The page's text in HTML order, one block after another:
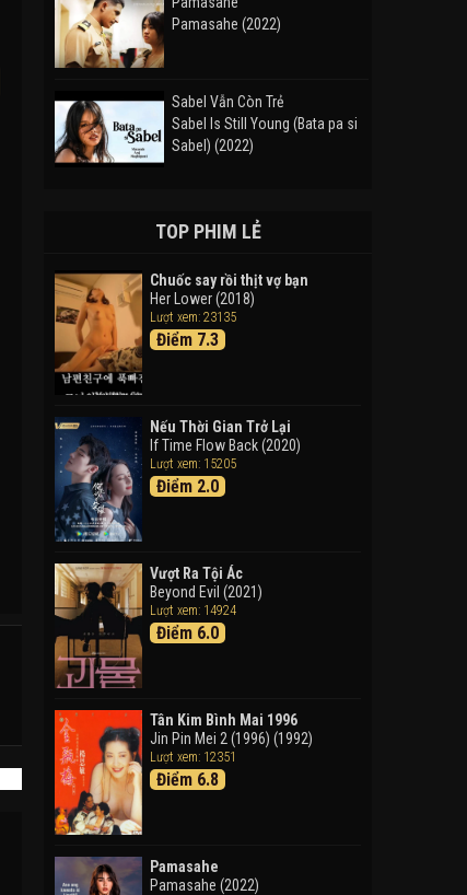
Pamasahe (2022)
Sabel Vẫn Còn Trẻ
Sabel Is Still Young (Bata pa si
Sabel) (2022)
Takas (2024)
Thám Tử Lừng Danh Conan 26:
Tàu Ngầm Sắt Màu Đen
Detective Conan: Black Iron
Phiêu Lưu Vào Thế Giới Trong
Tranh
Doraemon the Movie: Nobita's
Art World Tales (2025)
Tháng Ngày Tươi Đẹp
TOP PHIM LẺ
Chuốc say rồi thịt vợ bạn
Her Lower (2018)
Lượt xem: 23135
Điểm 7.3
Nếu Thời Gian Trở Lại
If Time Flow Back (2020)
Lượt xem: 15205
Điểm 2.0
Vượt Ra Tội Ác
Beyond Evil (2021)
Lượt xem: 14924
Điểm 6.0
Tân Kim Bình Mai 1996
Jin Pin Mei 2 (1996) (1992)
Lượt xem: 12351
Điểm 6.8
Pamasahe
Pamasahe (2022)